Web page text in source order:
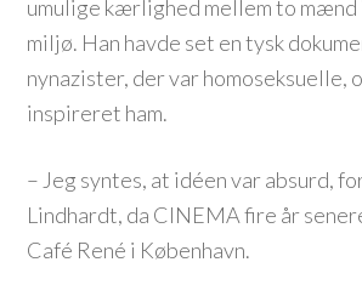
umulige kærlighed mellem to mænd
miljø. Han havde set en tysk
nynazister, der var homoseksuelle,
inspireret ham.
– Jeg syntes, at idéen var absurd,
Lindhardt, da CINEMA fire år
Café René i København.